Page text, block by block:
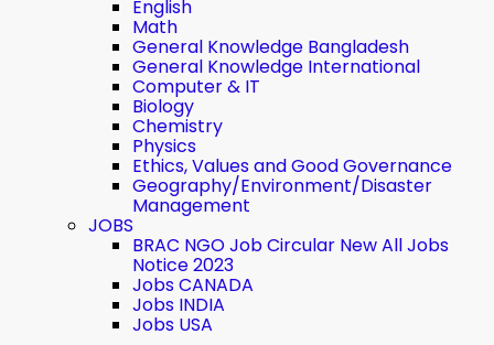
English
Math
General Knowledge Bangladesh
General Knowledge International
Computer & IT
Biology
Chemistry
Physics
Ethics, Values ​​and Good Governance
Geography/Environment/Disaster
Management
JOBS
BRAC NGO Job Circular New All Jobs
Notice 2023
Jobs CANADA
Jobs INDIA
Jobs USA